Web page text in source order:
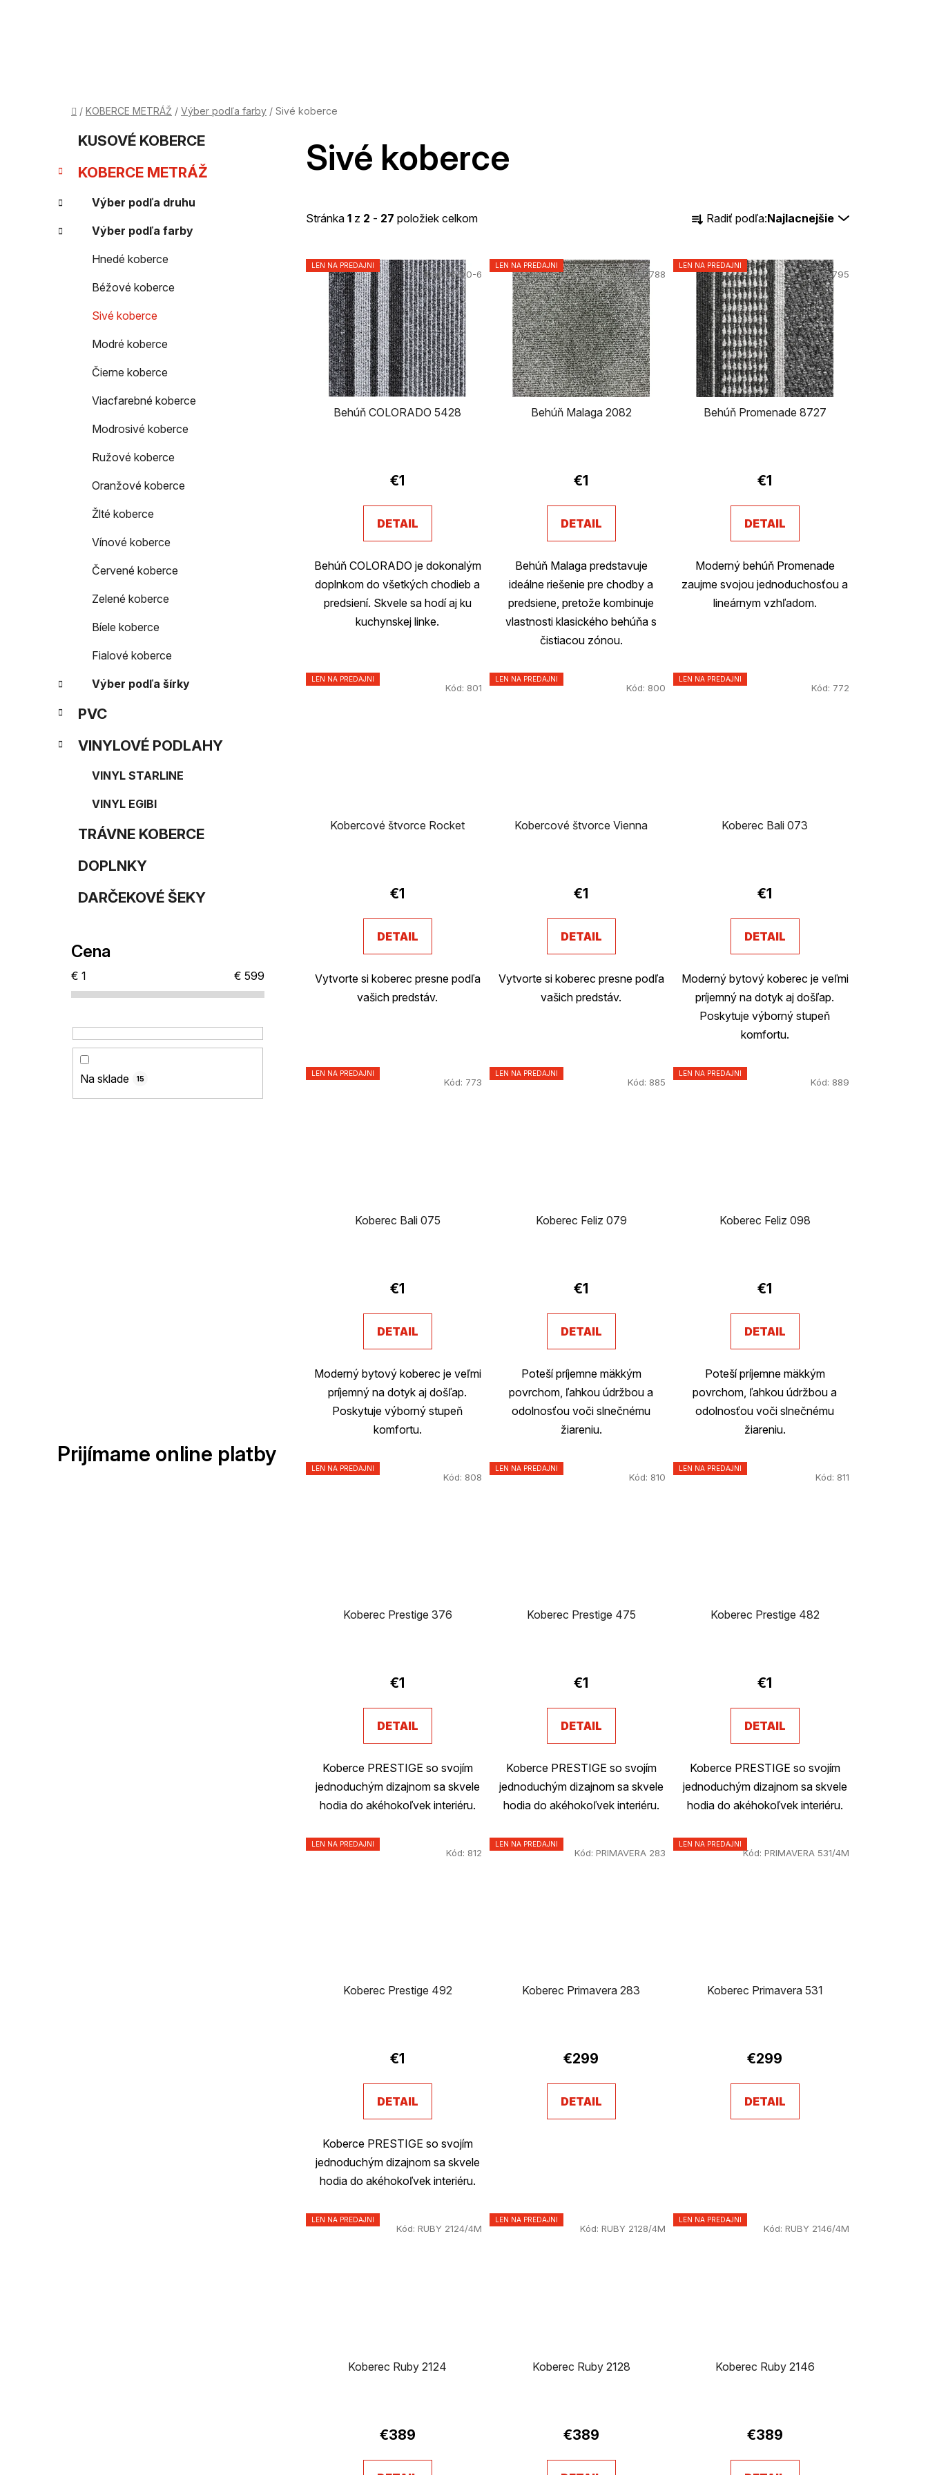
Domov
/ KOBERCE METRÁŽ / Výber podľa farby / Sivé koberce
o
ý
kategórie
t
e
g
KUSOVÉ KOBERCE
KOBERCE METRÁŽ
Výber podľa druhu
Výber podľa farby
Hnedé koberce
Béžové koberce
Sivé koberce
Modré koberce
Čierne koberce
Viacfarebné koberce
Modrosivé koberce
Ružové koberce
Oranžové koberce
Žlté koberce
Vínové koberce
Červené koberce
Zelené koberce
Bíele koberce
Fialové koberce
Výber podľa šírky
PVC
VINYLOVÉ PODLAHY
VINYL STARLINE
VINYL EGIBI
TRÁVNE KOBERCE
DOPLNKY
DARČEKOVÉ ŠEKY
Cena
€ 1 € 599
Na sklade 15
Prijímame online platby
Sivé koberce
Stránka 1 z 2 - 27 položiek celkom
R
d
e
n
i
e
p
t
o
Radiť podľa:Najlacnejšie
V
o
LEN NA PREDAJNI
Behúň COLORADO 5428
€1
DETAIL
Behúň COLORADO je dokonalým
doplnkom do všetkých chodieb a
predsiení. Skvele sa hodí aj ku
kuchynskej linke.
Kód:956/0-6
LEN NA PREDAJNI
Behúň Malaga 2082
hodnotenie
je
2,8
5
hviezdičiek.
€1
DETAIL
Behúň Malaga predstavuje
ideálne riešenie pre chodby a
predsiene, pretože kombinuje
vlastnosti klasického behúňa s
čistiacou zónou.
Kód:788
LEN NA PREDAJNI
Behúň Promenade 8727
hodnotenie
je
3,4
5
hviezdičiek.
€1
DETAIL
Moderný behúň Promenade
zaujme svojou jednoduchosťou a
lineárnym vzhľadom.
Kód:795
LEN NA PREDAJNI
Kobercové štvorce Rocket
€1
DETAIL
Vytvorte si koberec presne podľa
vašich predstáv.
Kód: 801
LEN NA PREDAJNI
Kobercové štvorce Vienna
€1
DETAIL
Vytvorte si koberec presne podľa
vašich predstáv.
Kód: 800
LEN NA PREDAJNI
Koberec Bali 073
€1
DETAIL
Moderný bytový koberec je veľmi
príjemný na dotyk aj došľap.
Poskytuje výborný stupeň
komfortu.
Kód: 772
LEN NA PREDAJNI
Koberec Bali 075
hodnotenie
je
2,7
5
hviezdičiek.
€1
DETAIL
Moderný bytový koberec je veľmi
príjemný na dotyk aj došľap.
Poskytuje výborný stupeň
komfortu.
Kód: 773
LEN NA PREDAJNI
Koberec Feliz 079
€1
DETAIL
Poteší príjemne mäkkým
povrchom, ľahkou údržbou a
odolnosťou voči slnečnému
žiareniu.
Kód: 885
LEN NA PREDAJNI
Koberec Feliz 098
€1
DETAIL
Poteší príjemne mäkkým
povrchom, ľahkou údržbou a
odolnosťou voči slnečnému
žiareniu.
Kód: 889
LEN NA PREDAJNI
Koberec Prestige 376
€1
DETAIL
Koberce PRESTIGE so svojím
jednoduchým dizajnom sa skvele
hodia do akéhokoľvek interiéru.
Kód: 808
LEN NA PREDAJNI
Koberec Prestige 475
€1
DETAIL
Koberce PRESTIGE so svojím
jednoduchým dizajnom sa skvele
hodia do akéhokoľvek interiéru.
Kód: 810
LEN NA PREDAJNI
Koberec Prestige 482
€1
DETAIL
Koberce PRESTIGE so svojím
jednoduchým dizajnom sa skvele
hodia do akéhokoľvek interiéru.
Kód: 811
LEN NA PREDAJNI
Koberec Prestige 492
€1
DETAIL
Koberce PRESTIGE so svojím
jednoduchým dizajnom sa skvele
hodia do akéhokoľvek interiéru.
Kód: 812
LEN NA PREDAJNI
Koberec Primavera 283
hodnotenie
je
3,7
€299
DETAIL
Kód: PRIMAVERA 283
LEN NA PREDAJNI
Koberec Primavera 531
€299
DETAIL
Kód: PRIMAVERA 531/4M
LEN NA PREDAJNI
Koberec Ruby 2124
€389
Kód: RUBY 2124/4M
LEN NA PREDAJNI
Koberec Ruby 2128
€389
Kód: RUBY 2128/4M
LEN NA PREDAJNI
Koberec Ruby 2146
€389
Kód: RUBY 2146/4M